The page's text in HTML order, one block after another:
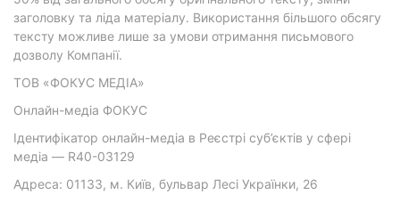
заголовку та ліда матеріалу. Використання більшого обсягу
тексту можливе лише за умови отримання письмового
дозволу Компанії.
ТОВ «ФОКУС МЕДІА»
Онлайн-медіа ФОКУС
Ідентифікатор онлайн-медіа в Реєстрі суб’єктів у сфері
медіа — R40-03129
Адреса: 01133, м. Київ, бульвар Лесі Українки, 26